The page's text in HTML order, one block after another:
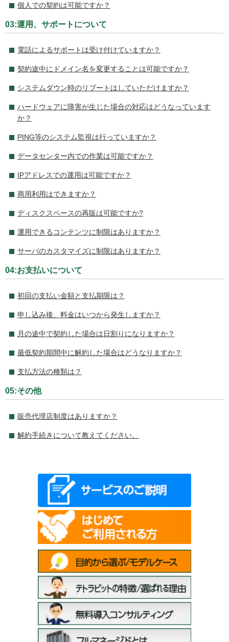
個人での契約は可能ですか？
03:運用、サポートについて
電話によるサポートは受け付けていますか？
契約途中にドメイン名を変更することは可能ですか？
システムダウン時のリブートはしていただけますか？
ハードウェアに障害が生じた場合の対応はどうなっています
か？
PING等のシステム監視は行っていますか？
データセンター内での作業は可能ですか？
IPアドレスでの運用は可能ですか？
商用利用はできますか？
ディスクスペースの再販は可能ですか?
運用できるコンテンツに制限はありますか？
サーバのカスタマイズに制限はありますか？
04:お支払いについて
初回の支払い金額と支払期限は？
申し込み後、料金はいつから発生しますか？
月の途中で契約した場合は日割りになりますか？
最低契約期間中に解約した場合はどうなりますか？
支払方法の種類は？
05:その他
販売代理店制度はありますか？
解約手続きについて教えてください。